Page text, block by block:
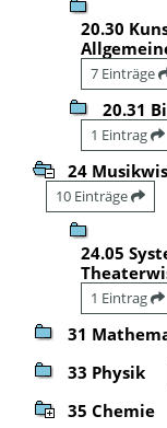
20.30
7 Einträge
20.31
1 Eintrag
24
10 Einträge
24.05
1 Eintrag
31
33 Physik
35 Chemie